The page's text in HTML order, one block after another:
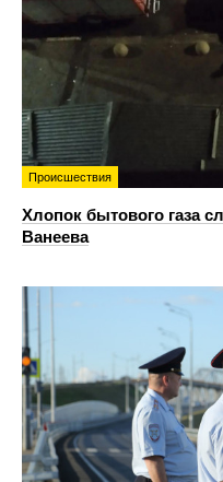
Происшествия
Хлопок бытового газа
Ванеева